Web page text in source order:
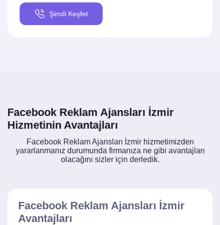
Şimdi Keşfet
Facebook Reklam Ajansları İzmir
Hizmetinin Avantajları
Facebook Reklam Ajansları İzmir hizmetimizden
yararlanmanız durumunda firmanıza ne gibi avantajları
olacağını sizler için derledik.
Facebook Reklam Ajansları İzmir
Avantajları